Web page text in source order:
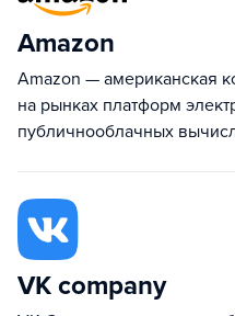
Amazon
Amazon — американская
на рынках платформ
публичнооблачных
VK company